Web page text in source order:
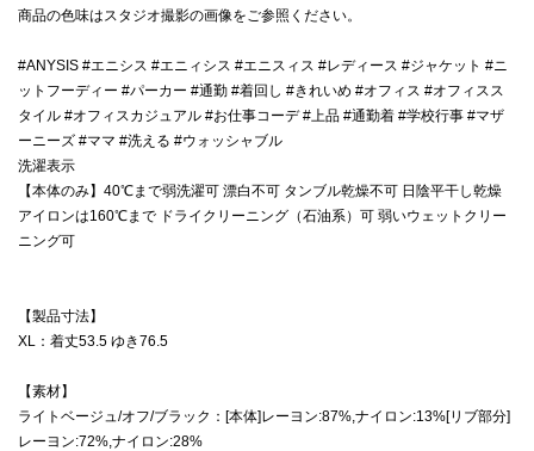
商品の色味はスタジオ撮影の画像をご参照ください。
#ANYSIS #エニシス #エニィシス #エニスィス #レディース #ジャケット #ニ
ットフーディー #パーカー #通勤 #着回し #きれいめ #オフィス #オフィスス
タイル #オフィスカジュアル #お仕事コーデ #上品 #通勤着 #学校行事 #マザ
ーニーズ #ママ #洗える #ウォッシャブル
洗濯表示
【本体のみ】40℃まで弱洗濯可 漂白不可 タンブル乾燥不可 日陰平干し乾燥
アイロンは160℃まで ドライクリーニング（石油系）可 弱いウェットクリー
ニング可
【製品寸法】
XL：着丈53.5 ゆき76.5
【素材】
ライトベージュ/オフ/ブラック：[本体]レーヨン:87%,ナイロン:13%[リブ部分]
レーヨン:72%,ナイロン:28%